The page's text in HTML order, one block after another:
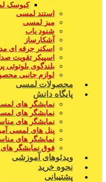
کیوسک
استند لمسی
میز لمسی
شنود یاب
آشکارساز
اسکنر حرفه ای
اسپیکر تقویت
بلندگوی بلوتوثی
لوازم جانبی
محصولات لمسی
پایگاه دانش
نمایشگر های
نمایشگر های
نمایشگر های
پنل های لمسی
نمایشگر های
فوق نمایشگر
ویدئوهای آموزشی
نحوه خرید
پشتیبانی